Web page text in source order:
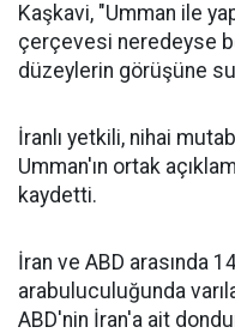
Kaşkavi, "Umman ile
çerçevesi neredeyse
düzeylerin görüşüne
İranlı yetkili, nihai
Umman'ın ortak
kaydetti.
İran ve ABD arasında
arabuluculuğunda
ABD'nin İran'a ait